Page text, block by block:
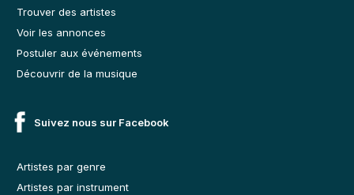
Trouver des artistes
Voir les annonces
Postuler aux événements
Découvrir de la musique
Suivez nous sur Facebook
Artistes par genre
Artistes par instrument